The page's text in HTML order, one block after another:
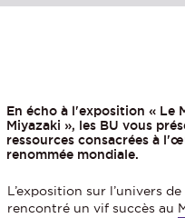
En écho à l'exposition « Le
Miyazaki », les BU vous
ressources consacrées à
renommée mondiale.
L’exposition sur l’univers de
rencontré un vif succès au